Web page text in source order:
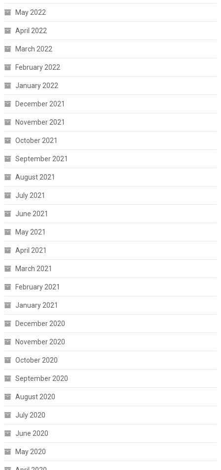
May 2022
April 2022
March 2022
February 2022
January 2022
December 2021
November 2021
October 2021
September 2021
August 2021
July 2021
June 2021
May 2021
April 2021
March 2021
February 2021
January 2021
December 2020
November 2020
October 2020
September 2020
August 2020
July 2020
June 2020
May 2020